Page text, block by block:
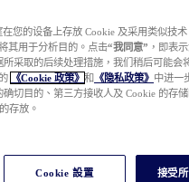
在您的设备上存放 Cookie 及采用类似技
其用于分析目的。点击“我同意” ，即表
采取的后续处理措施，我们稍后可能
《Cookie 政策》 和 《隐私政策》 中进一
切目的、第三方接收人及 Cookie 的存
存放。
Cookie 設置 接受